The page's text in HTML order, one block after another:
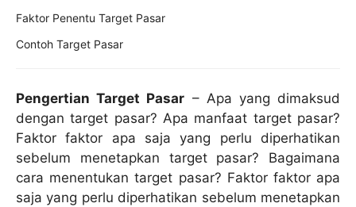
Pengertian Target Pasar – Apa yang dimaksud
dengan target pasar? Apa manfaat target pasar?
Faktor faktor apa saja yang perlu diperhatikan
sebelum menetapkan target pasar? Bagaimana
cara menentukan target pasar? Faktor faktor apa
saja yang perlu diperhatikan sebelum menetapkan
Faktor Penentu Target Pasar
Contoh Target Pasar